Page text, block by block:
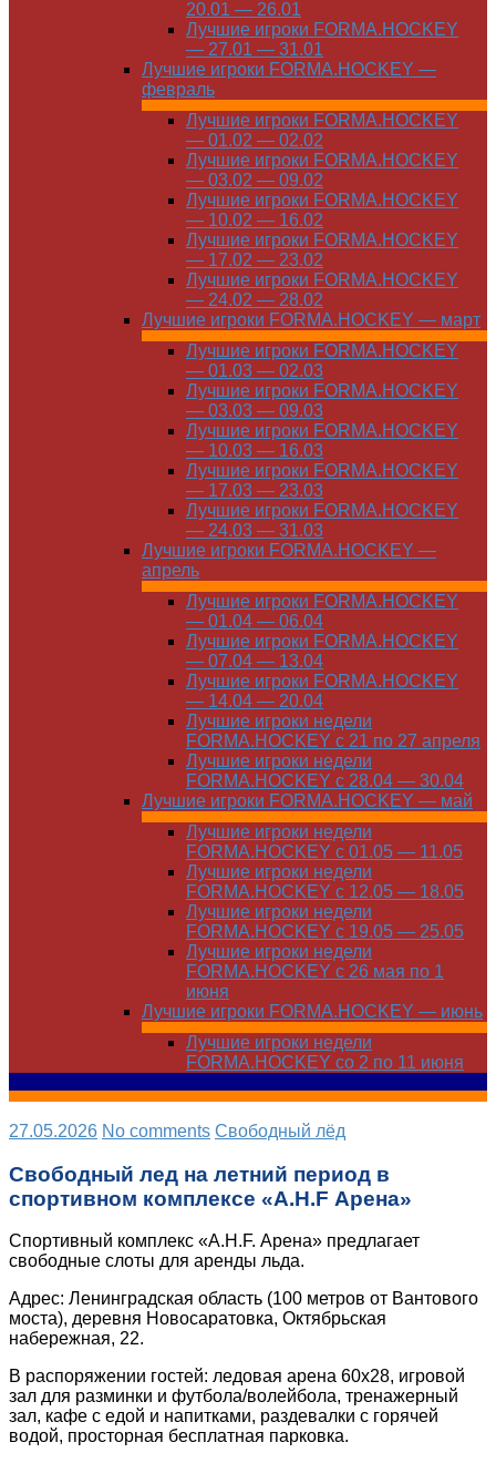
20.01 — 26.01
Лучшие игроки FORMA.HOCKEY
— 27.01 — 31.01
Лучшие игроки FORMA.HOCKEY —
февраль
Лучшие игроки FORMA.HOCKEY
— 01.02 — 02.02
Лучшие игроки FORMA.HOCKEY
— 03.02 — 09.02
Лучшие игроки FORMA.HOCKEY
— 10.02 — 16.02
Лучшие игроки FORMA.HOCKEY
— 17.02 — 23.02
Лучшие игроки FORMA.HOCKEY
— 24.02 — 28.02
Лучшие игроки FORMA.HOCKEY — март
Лучшие игроки FORMA.HOCKEY
— 01.03 — 02.03
Лучшие игроки FORMA.HOCKEY
— 03.03 — 09.03
Лучшие игроки FORMA.HOCKEY
— 10.03 — 16.03
Лучшие игроки FORMA.HOCKEY
— 17.03 — 23.03
Лучшие игроки FORMA.HOCKEY
— 24.03 — 31.03
Лучшие игроки FORMA.HOCKEY —
апрель
Лучшие игроки FORMA.HOCKEY
— 01.04 — 06.04
Лучшие игроки FORMA.HOCKEY
— 07.04 — 13.04
Лучшие игроки FORMA.HOCKEY
— 14.04 — 20.04
Лучшие игроки недели
FORMA.HOCKEY с 21 по 27 апреля
Лучшие игроки недели
FORMA.HOCKEY с 28.04 — 30.04
Лучшие игроки FORMA.HOCKEY — май
Лучшие игроки недели
FORMA.HOCKEY с 01.05 — 11.05
Лучшие игроки недели
FORMA.HOCKEY с 12.05 — 18.05
Лучшие игроки недели
FORMA.HOCKEY с 19.05 — 25.05
Лучшие игроки недели
FORMA.HOCKEY с 26 мая по 1
июня
Лучшие игроки FORMA.HOCKEY — июнь
Лучшие игроки недели
FORMA.HOCKEY со 2 по 11 июня
27.05.2026 No comments Свободный лёд
Свободный лед на летний период в
спортивном комплексе «A.H.F Арена»
Спортивный комплекс «A.H.F. Арена» предлагает
свободные слоты для аренды льда.
Адрес: Ленинградская область (100 метров от Вантового
моста), деревня Новосаратовка, Октябрьская
набережная, 22.
В распоряжении гостей: ледовая арена 60х28, игровой
зал для разминки и футбола/волейбола, тренажерный
зал, кафе с едой и напитками, раздевалки с горячей
водой, просторная бесплатная парковка.